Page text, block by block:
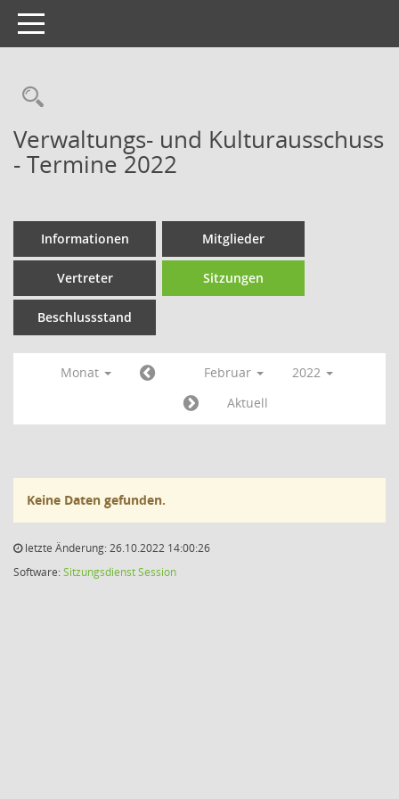
Toggle
navigation
Verwaltungs- und Kulturausschuss
- Termine 2022
Informationen Mitglieder
Vertreter Sitzungen
Beschlussstand
Monat Februar
2022
Aktuell
Keine Daten gefunden.
letzte Änderung: 26.10.2022 14:00:26
Software:SitzungsdienstSession